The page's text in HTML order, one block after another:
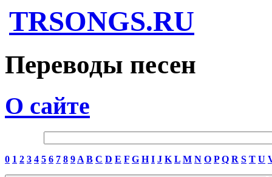
TRSONGS.RU
Переводы песен
О сайте
0 1 2 3 4 5 6 7 8 9 A B C D E F G H I J K L M N O P Q R S T U